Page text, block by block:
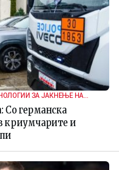
ЗА ЈАКНЕЊЕ НА
Со германска
криумчарите и